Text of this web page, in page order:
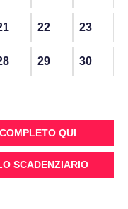
22 23
29 30
QUI
SCADENZIARIO